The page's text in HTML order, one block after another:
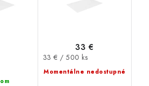
Momentálne nedostupné
33 €
Jednotková
cena:
33 € / 500 ks